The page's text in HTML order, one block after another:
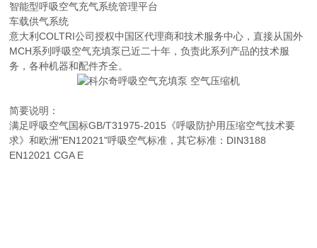
智能型呼吸空气充气系统管理平台
车载供气系统
意大利COLTRI公司授权中国区代理商和技术服务中心，直接从国外
MCH系列呼吸空气充填泵已近二十年，负责此系列产品的技术服
务，各种机器和配件齐全。
简要说明：
满足呼吸空气国标GB/T31975-2015《呼吸防护用压缩空气技术要
求》和欧洲"EN12021"呼吸空气标准，其它标准：DIN3188
EN12021 CGA E